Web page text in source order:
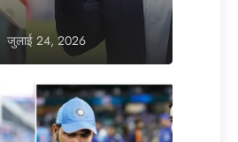
जुलाई 24, 2026